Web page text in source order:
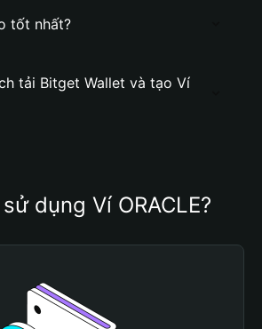
tốt nhất?
tải Bitget Wallet và tạo Ví
dụng Ví ORACLE?